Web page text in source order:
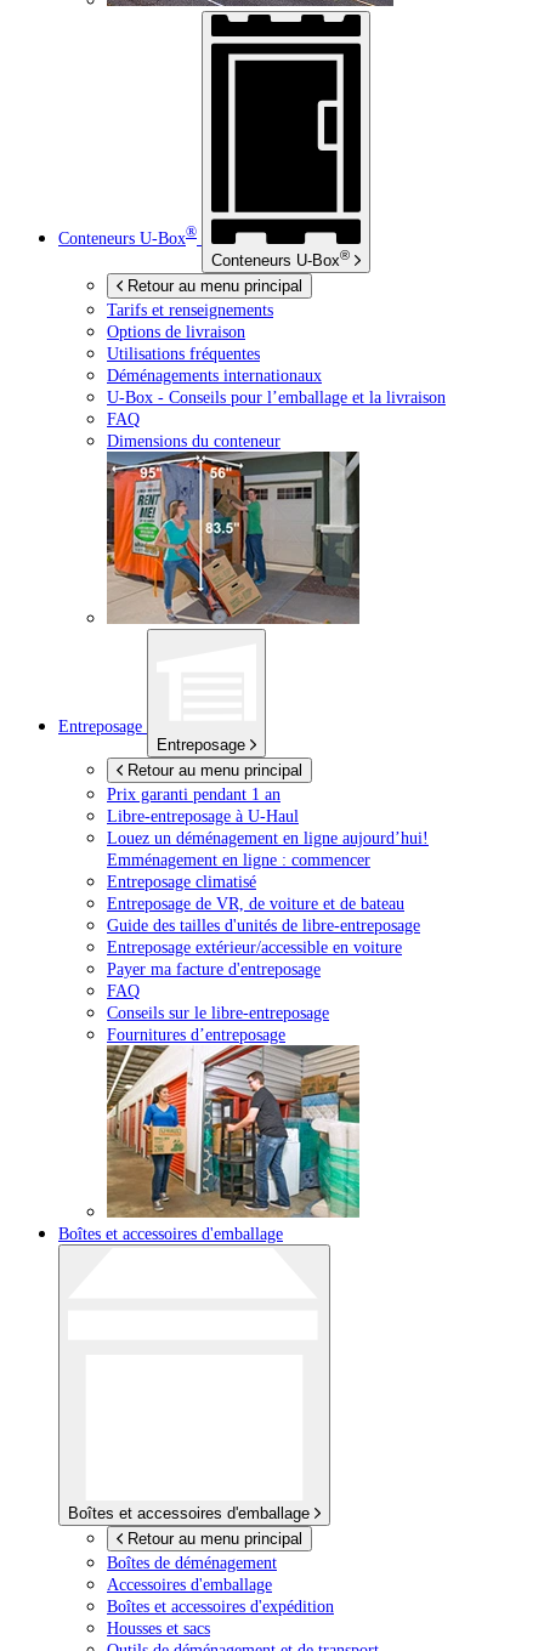
Conteneurs U-Box®
Conteneurs U-Box®
Retour au menu principal
Tarifs et renseignements
Options de livraison
Utilisations fréquentes
Déménagements internationaux
U-Box - Conseils pour l’emballage et la livraison
FAQ
Dimensions du conteneur
Entreposage
Entreposage
Retour au menu principal
Prix garanti pendant 1 an
Libre-entreposage à U-Haul
Louez un déménagement en ligne aujourd’hui!
Emménagement en ligne : commencer
Entreposage climatisé
Entreposage de VR, de voiture et de bateau
Guide des tailles d'unités de libre-entreposage
Entreposage extérieur/accessible en voiture
Payer ma facture d'entreposage
FAQ
Conseils sur le libre-entreposage
Fournitures d’entreposage
Boîtes et accessoires d'emballage
Boîtes et accessoires d'emballage
Retour au menu principal
Boîtes de déménagement
Accessoires d'emballage
Boîtes et accessoires d'expédition
Housses et sacs